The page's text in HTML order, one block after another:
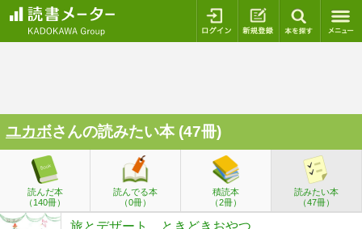
ログイン 新規登録
ユカボさんの読みたい本 (47冊)
読んだ本
（140冊）
読んでる本
（0冊）
積読本
（2冊）
読みたい本
（47冊）
旅とデザート、ときどきおやつ